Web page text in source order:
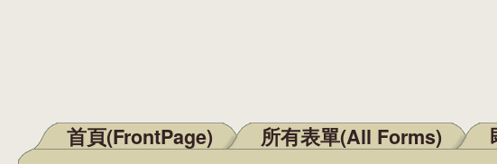
Main menu
首頁(FrontPage) 所有表單(All Forms)